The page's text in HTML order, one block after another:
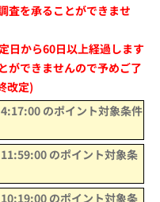
査を承ることができませ
日から60日以上経過します
ができませんので予めご了
改定)
のポイント対象条件
のポイント対象条
のポイント対象条